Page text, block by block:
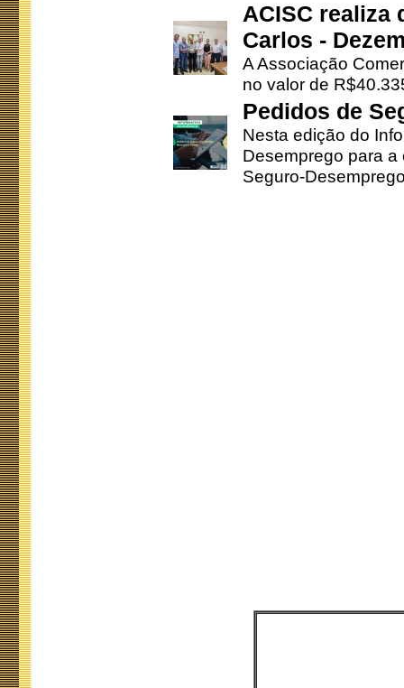
ACISC realiza
Carlos -
A Associação
no valor de
Pedidos de
Nesta edição do
Desemprego para
Seguro-